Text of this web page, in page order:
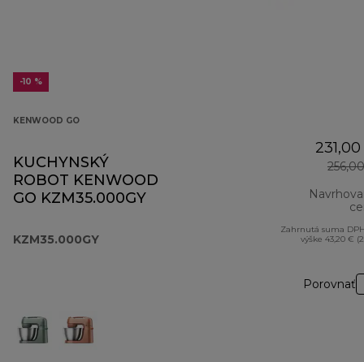
-10 %
KENWOOD GO
KUCHYNSKÝ
ROBOT KENWOOD
GO KZM35.000GY
KZM35.000GY
Zahrnutá suma
výške 43,20 €
Porovnať